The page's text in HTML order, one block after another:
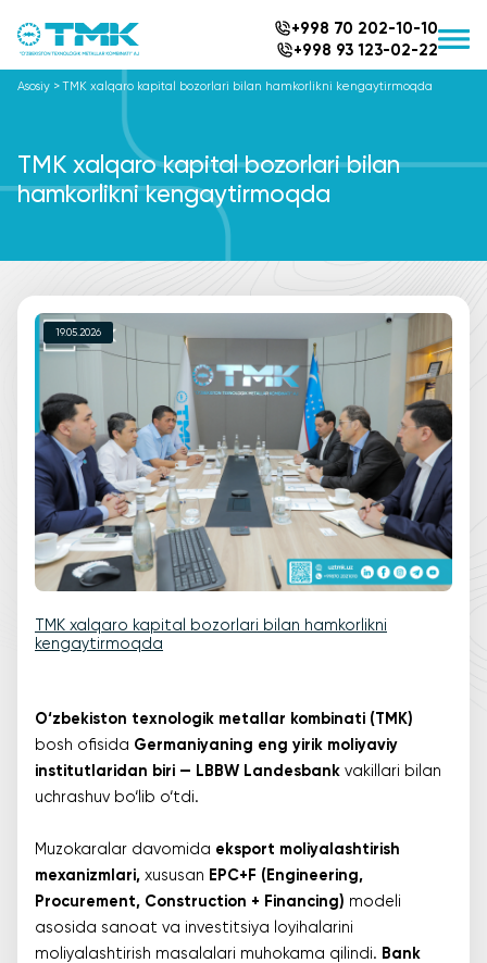
+998 70 202-10-10
+998 93 123-02-22
Asosiy >TMK xalqaro kapital bozorlari bilan hamkorlikni kengaytirmoqda
TMK xalqaro kapital bozorlari bilan
hamkorlikni kengaytirmoqda
19.05.2026
TMK xalqaro kapital bozorlari bilan hamkorlikni
kengaytirmoqda
O‘zbekiston texnologik metallar kombinati (TMK)
bosh ofisida Germaniyaning eng yirik moliyaviy
institutlaridan biri — LBBW Landesbank vakillari bilan
uchrashuv bo‘lib o‘tdi.
Muzokaralar davomida eksport moliyalashtirish
mexanizmlari, xususan EPC+F (Engineering,
Procurement, Construction + Financing) modeli
asosida sanoat va investitsiya loyihalarini
moliyalashtirish masalalari muhokama qilindi. Bank